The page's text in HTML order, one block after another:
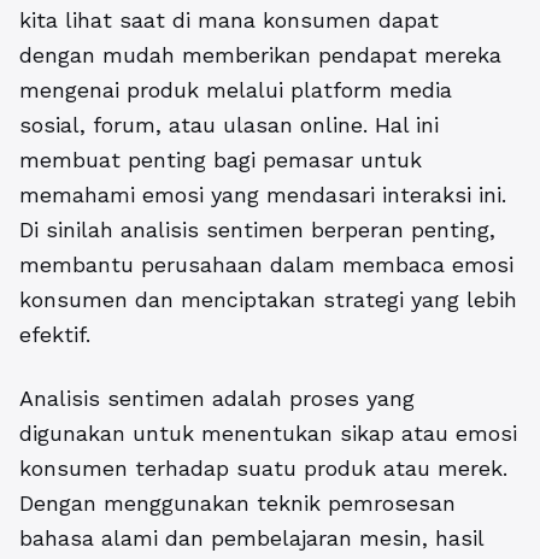
kita lihat saat di mana konsumen dapat
dengan mudah memberikan pendapat mereka
mengenai produk melalui platform media
sosial, forum, atau ulasan online. Hal ini
membuat penting bagi pemasar untuk
memahami emosi yang mendasari interaksi ini.
Di sinilah analisis sentimen berperan penting,
membantu perusahaan dalam membaca emosi
konsumen dan menciptakan strategi yang lebih
efektif.
Analisis sentimen adalah proses yang
digunakan untuk menentukan sikap atau emosi
konsumen terhadap suatu produk atau merek.
Dengan menggunakan teknik pemrosesan
bahasa alami dan pembelajaran mesin, hasil